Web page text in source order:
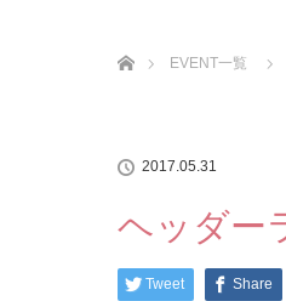
EVENT一覧
2017.05.31
ヘッダー
Tweet Share